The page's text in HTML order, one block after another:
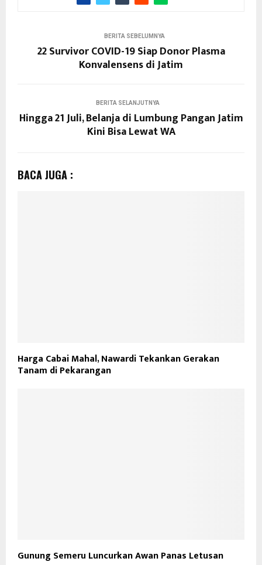
BERITA SEBELUMNYA
22 Survivor COVID-19 Siap Donor Plasma
Konvalensens di Jatim
BERITA SELANJUTNYA
Hingga 21 Juli, Belanja di Lumbung Pangan Jatim
Kini Bisa Lewat WA
BACA JUGA :
Harga Cabai Mahal, Nawardi Tekankan Gerakan
Tanam di Pekarangan
Gunung Semeru Luncurkan Awan Panas Letusan